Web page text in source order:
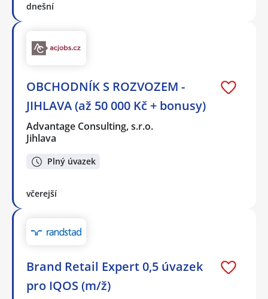
dnešní
OBCHODNÍK S ROZVOZEM -
JIHLAVA (až 50 000 Kč + bonusy)
Advantage Consulting, s.r.o.
Jihlava
Plný úvazek
včerejší
Brand Retail Expert 0,5 úvazek
pro IQOS (m/ž)